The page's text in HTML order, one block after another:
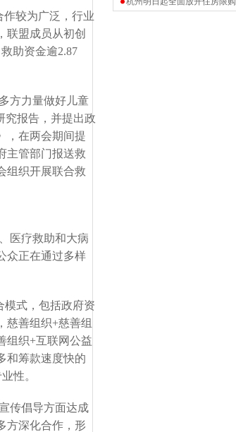
作较为广泛，行业
联盟成员从初创
助资金逾2.87
方力量做好儿童
究报告，并提出政
，在两会期间提
主管部门报送救
组织开展联合救
医疗救助和大病
众正在通过多样
模式，包括政府资
慈善组织+慈善组
组织+互联网公益
和筹款速度快的
性。
传倡导方面达成
方深化合作，形